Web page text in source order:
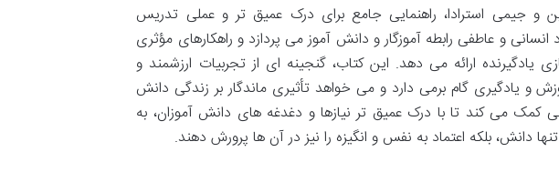
و جیمی استرادا، راهنمایی جامع برای درک عمیق تر و عملی تدریس
و عاطفی رابطه آموزگار و دانش آموز می پردازد و راهکارهای مؤثری
ارائه می دهد. این کتاب، گنجینه ای از تجربیات ارزشمند و
و یادگیری گام برمی دارد و می خواهد تأثیری ماندگار بر زندگی دانش
کمک می کند تا با درک عمیق تر نیازها و دغدغه های دانش آموزان، به
دانش، بلکه اعتماد به نفس و انگیزه را نیز در آن ها پرورش دهند.